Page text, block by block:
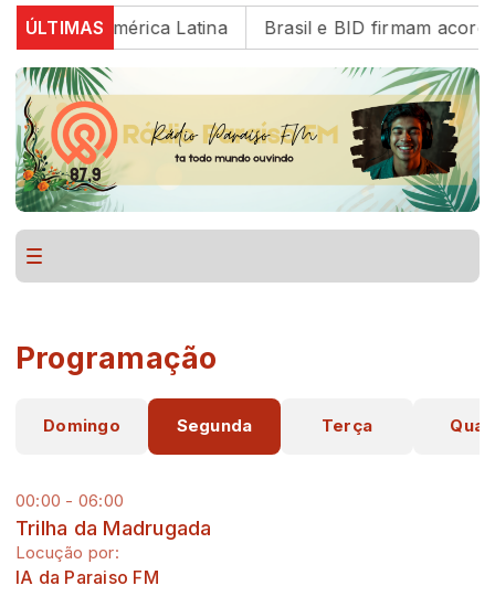
ÚLTIMAS
na América Latina Brasil e BID firmam
Programação
Domingo Segunda Terça
00:00 - 06:00
Trilha da Madrugada
Locução por:
IA da Paraiso FM